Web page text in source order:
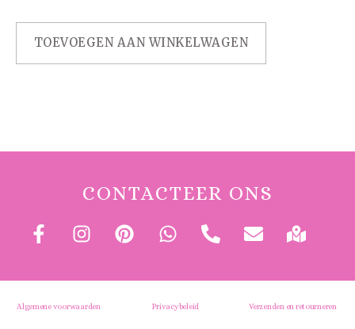
TOEVOEGEN AAN WINKELWAGEN
CONTACTEER ONS
Algemene voorwaarden Privacybeleid Verzenden en retourneren